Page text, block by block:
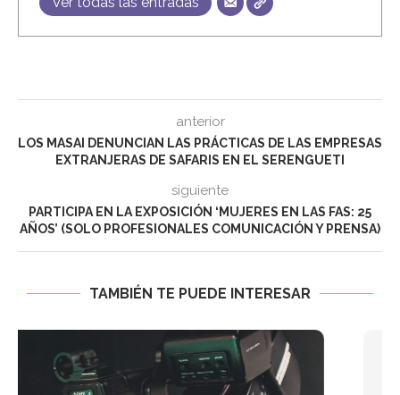
anterior
LOS MASAI DENUNCIAN LAS PRÁCTICAS DE LAS EMPRESAS
EXTRANJERAS DE SAFARIS EN EL SERENGUETI
siguiente
PARTICIPA EN LA EXPOSICIÓN ‘MUJERES EN LAS FAS: 25
AÑOS’ (SOLO PROFESIONALES COMUNICACIÓN Y PRENSA)
TAMBIÉN TE PUEDE INTERESAR